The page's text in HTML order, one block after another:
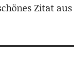
Zitat